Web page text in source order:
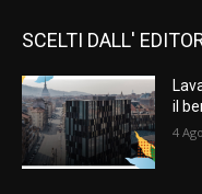
SCELTI DALL'
il
4